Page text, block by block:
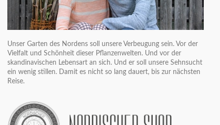
Unser Garten des Nordens soll unsere Verbeugung sein. Vor der
Vielfalt und Schönheit dieser Pflanzenwelten. Und vor der
skandinavischen Lebensart an sich. Und er soll unsere Sehnsucht
ein wenig stillen. Damit es nicht so lang dauert, bis zur nächsten
Reise.